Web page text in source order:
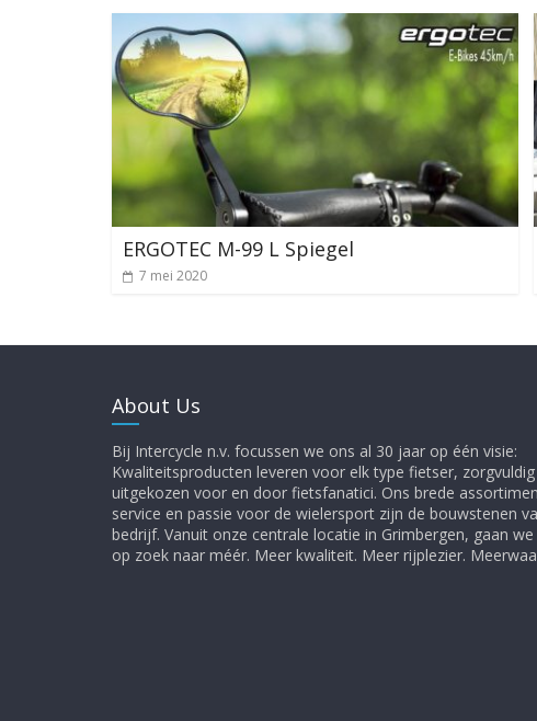
ERGOTEC M-99 L Spiegel
7 mei 2020
About Us
Bij Intercycle n.v. focussen we ons al 30 jaar op één visie:
Kwaliteitsproducten leveren voor elk type fietser, zorgvuldig
uitgekozen voor en door fietsfanatici. Ons brede
service en passie voor de wielersport zijn de bouwstenen
bedrijf. Vanuit onze centrale locatie in Grimbergen, gaan
op zoek naar méér. Meer kwaliteit. Meer rijplezier.